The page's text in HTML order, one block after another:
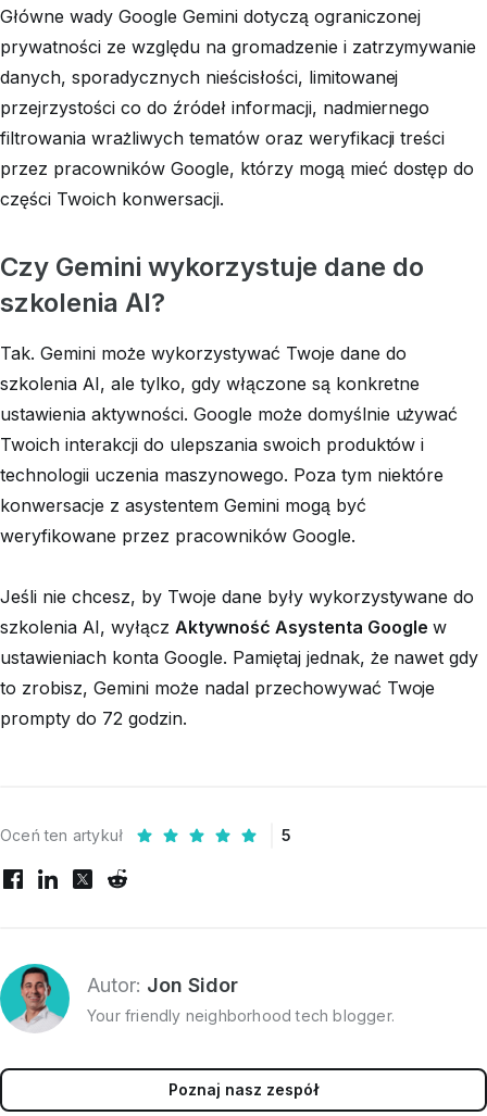
Główne wady Google Gemini dotyczą ograniczonej
prywatności ze względu na gromadzenie i zatrzymywanie
danych, sporadycznych nieścisłości, limitowanej
przejrzystości co do źródeł informacji, nadmiernego
filtrowania wrażliwych tematów oraz weryfikacji treści
przez pracowników Google, którzy mogą mieć dostęp do
części Twoich konwersacji.
Czy Gemini wykorzystuje dane do
szkolenia AI?
Tak. Gemini może wykorzystywać Twoje dane do
szkolenia AI, ale tylko, gdy włączone są konkretne
ustawienia aktywności. Google może domyślnie używać
Twoich interakcji do ulepszania swoich produktów i
technologii uczenia maszynowego. Poza tym niektóre
konwersacje z asystentem Gemini mogą być
weryfikowane przez pracowników Google.
Jeśli nie chcesz, by Twoje dane były wykorzystywane do
szkolenia AI, wyłącz Aktywność Asystenta Google w
ustawieniach konta Google. Pamiętaj jednak, że nawet gdy
to zrobisz, Gemini może nadal przechowywać Twoje
prompty do 72 godzin.
Oceń ten artykuł 5
Autor: Jon Sidor
Your friendly neighborhood tech blogger.
Poznaj nasz zespół